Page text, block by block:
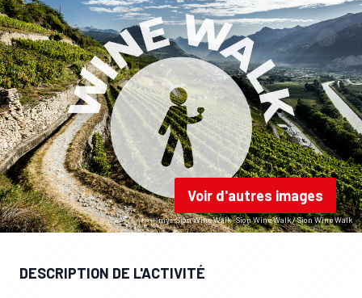
mys-Sion Wine Walk -Sion Wine Walk / Sion Wine Walk
Voir d'autres images
DESCRIPTION DE L'ACTIVITÉ